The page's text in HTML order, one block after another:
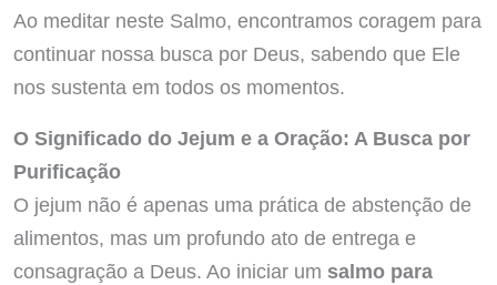
Ao meditar neste Salmo, encontramos coragem para
continuar nossa busca por Deus, sabendo que Ele
nos sustenta em todos os momentos.
O Significado do Jejum e a Oração: A Busca por
Purificação
O jejum não é apenas uma prática de abstenção de
alimentos, mas um profundo ato de entrega e
consagração a Deus. Ao iniciar um salmo para